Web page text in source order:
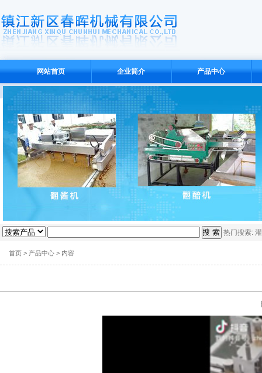
网站首页 企业简介 产品中心
热门搜索:
首页 > 产品中心 > 内容